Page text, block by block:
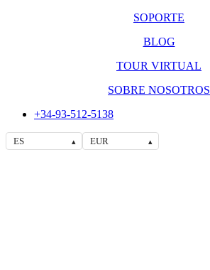
SOPORTE
BLOG
TOUR VIRTUAL
SOBRE NOSOTROS
+34-93-512-5138
ES ▴ EUR ▴